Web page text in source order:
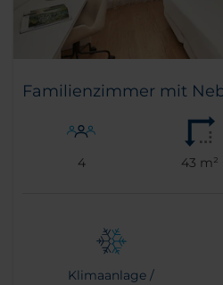
Familienzimmer mit
4 43 m²
Klimaanlage /